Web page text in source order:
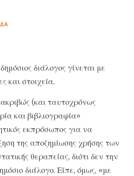
διάλογος γίνεται με
και στοιχεία.
(και ταυτοχρόνως
και βιβλιογραφία»
εκπρόσωπος για να
της αποζημίωσης χρήσης των
θεραπείας, διότι δεν την
διάλογο. Είπε, όμως, «με